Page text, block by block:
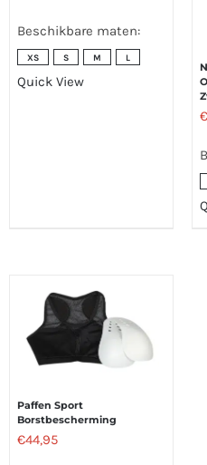
Beschikbare maten:
XS S M L
Quick View
€
Paffen Sport
Borstbescherming
€44,95